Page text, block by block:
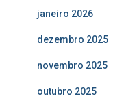
janeiro 2026
dezembro 2025
novembro 2025
outubro 2025